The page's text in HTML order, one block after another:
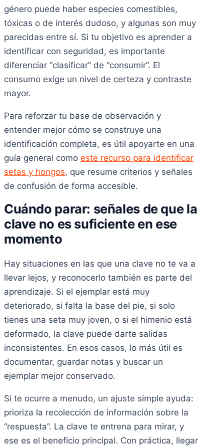
género puede haber especies comestibles,
tóxicas o de interés dudoso, y algunas son muy
parecidas entre sí. Si tu objetivo es aprender a
identificar con seguridad, es importante
diferenciar “clasificar” de “consumir”. El
consumo exige un nivel de certeza y contraste
mayor.
Para reforzar tu base de observación y
entender mejor cómo se construye una
identificación completa, es útil apoyarte en una
guía general como este recurso para identificar
setas y hongos, que resume criterios y señales
de confusión de forma accesible.
Cuándo parar: señales de que la
clave no es suficiente en ese
momento
Hay situaciones en las que una clave no te va a
llevar lejos, y reconocerlo también es parte del
aprendizaje. Si el ejemplar está muy
deteriorado, si falta la base del pie, si solo
tienes una seta muy joven, o si el himenio está
deformado, la clave puede darte salidas
inconsistentes. En esos casos, lo más útil es
documentar, guardar notas y buscar un
ejemplar mejor conservado.
Si te ocurre a menudo, un ajuste simple ayuda:
prioriza la recolección de información sobre la
“respuesta”. La clave te entrena para mirar, y
ese es el beneficio principal. Con práctica, llegar